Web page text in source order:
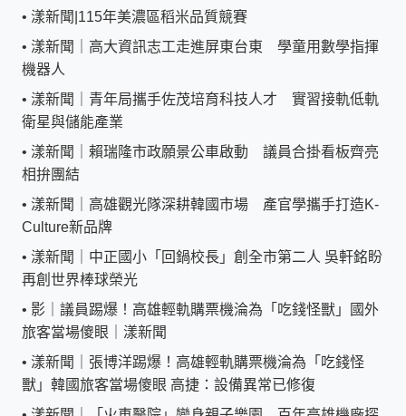
• 漾新聞|115年美濃區稻米品質競賽
• 漾新聞｜高大資訊志工走進屏東台東 學童用數學指揮
機器人
• 漾新聞｜青年局攜手佐茂培育科技人才 實習接軌低軌
衛星與儲能產業
• 漾新聞｜賴瑞隆市政願景公車啟動 議員合掛看板齊亮
相拚團結
• 漾新聞｜高雄觀光隊深耕韓國市場 產官學攜手打造K-
Culture新品牌
• 漾新聞｜中正國小「回鍋校長」創全市第二人 吳軒銘盼
再創世界棒球榮光
• 影｜議員踢爆！高雄輕軌購票機淪為「吃錢怪獸」國外
旅客當場傻眼｜漾新聞
• 漾新聞｜張博洋踢爆！高雄輕軌購票機淪為「吃錢怪
獸」韓國旅客當場傻眼 高捷：設備異常已修復